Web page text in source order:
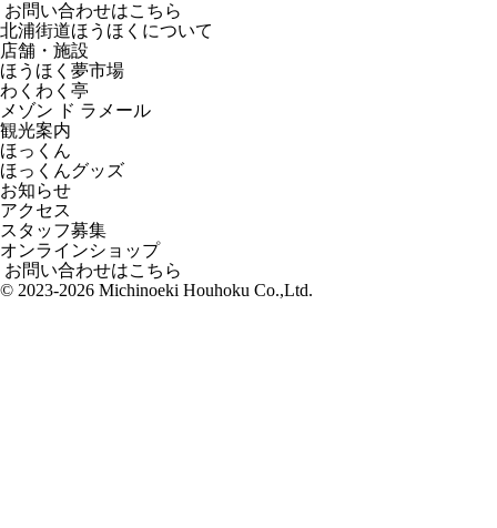
お問い合わせはこちら
北浦街道ほうほくについて
店舗・施設
ほうほく夢市場
わくわく亭
メゾン ド ラメール
観光案内
ほっくん
ほっくんグッズ
お知らせ
アクセス
スタッフ募集
オンラインショップ
お問い合わせはこちら
© 2023-2026 Michinoeki Houhoku Co.,Ltd.